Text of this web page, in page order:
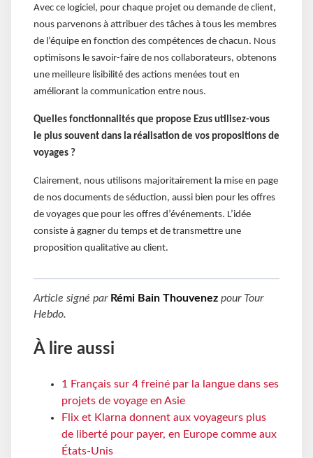
Avec ce logiciel, pour chaque projet ou demande de client,
nous parvenons à attribuer des tâches à tous les membres
de l’équipe en fonction des compétences de chacun. Nous
optimisons le savoir-faire de nos collaborateurs, obtenons
une meilleure lisibilité des actions menées tout en
améliorant la communication entre nous.
Quelles fonctionnalités que propose Ezus utilisez-vous
le plus souvent dans la réalisation de vos propositions de
voyages ?
Clairement, nous utilisons majoritairement la mise en page
de nos documents de séduction, aussi bien pour les offres
de voyages que pour les offres d’événements. L’idée
consiste à gagner du temps et de transmettre une
proposition qualitative au client.
Article signé par Rémi Bain Thouvenez pour Tour
Hebdo.
À lire aussi
1 Français sur 4 freiné par la langue dans ses
projets de voyage en Asie
Flix et Klarna donnent aux voyageurs plus
de liberté pour payer, en Europe comme aux
États-Unis